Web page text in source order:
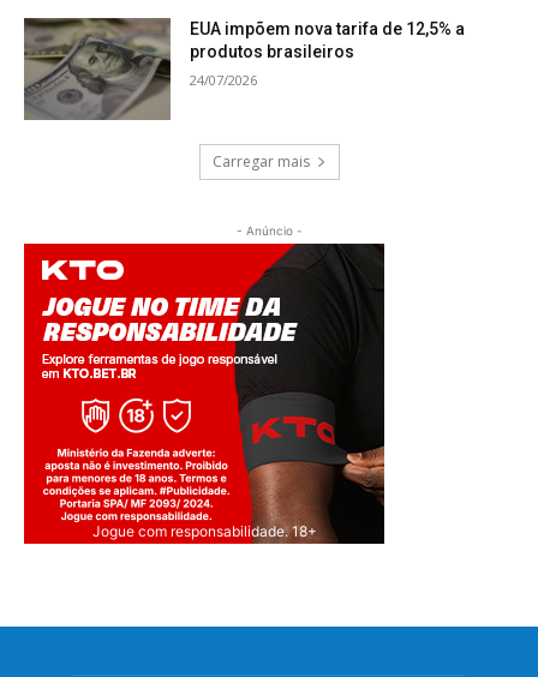
EUA impõem nova tarifa de 12,5% a
produtos brasileiros
24/07/2026
Carregar mais
- Anúncio -
Jogue com responsabilidade. 18+